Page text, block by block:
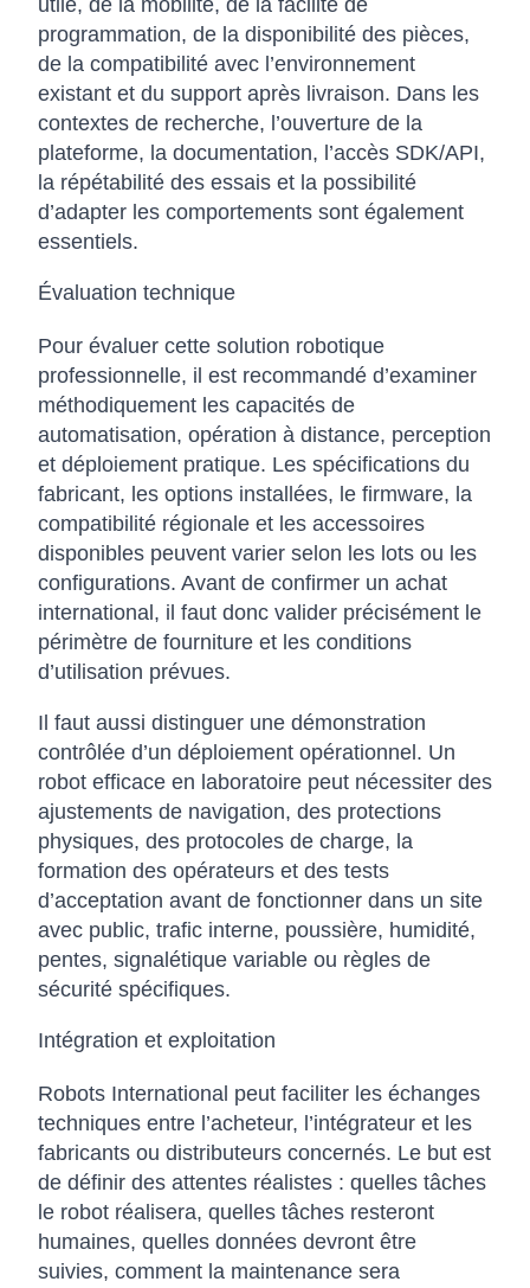
utile, de la mobilité, de la facilité de
programmation, de la disponibilité des pièces,
de la compatibilité avec l’environnement
existant et du support après livraison. Dans les
contextes de recherche, l’ouverture de la
plateforme, la documentation, l’accès SDK/API,
la répétabilité des essais et la possibilité
d’adapter les comportements sont également
essentiels.
Évaluation technique
Pour évaluer cette solution robotique
professionnelle, il est recommandé d’examiner
méthodiquement les capacités de
automatisation, opération à distance, perception
et déploiement pratique. Les spécifications du
fabricant, les options installées, le firmware, la
compatibilité régionale et les accessoires
disponibles peuvent varier selon les lots ou les
configurations. Avant de confirmer un achat
international, il faut donc valider précisément le
périmètre de fourniture et les conditions
d’utilisation prévues.
Il faut aussi distinguer une démonstration
contrôlée d’un déploiement opérationnel. Un
robot efficace en laboratoire peut nécessiter des
ajustements de navigation, des protections
physiques, des protocoles de charge, la
formation des opérateurs et des tests
d’acceptation avant de fonctionner dans un site
avec public, trafic interne, poussière, humidité,
pentes, signalétique variable ou règles de
sécurité spécifiques.
Intégration et exploitation
Robots International peut faciliter les échanges
techniques entre l’acheteur, l’intégrateur et les
fabricants ou distributeurs concernés. Le but est
de définir des attentes réalistes : quelles tâches
le robot réalisera, quelles tâches resteront
humaines, quelles données devront être
suivies, comment la maintenance sera